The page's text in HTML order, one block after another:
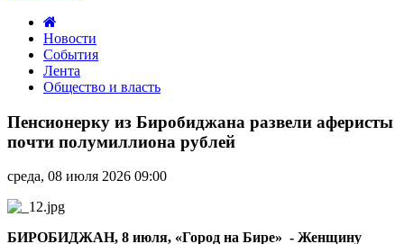
Новости
События
Лента
Общество и власть
из
Биробиджана
развели
почти
полумиллиона
рублей
Пенсионерку из Биробиджана развели аферисты
почти полумиллиона рублей
среда, 08 июля 2026 09:00
БИРОБИДЖАН, 8 июля, «Город на Бире» - Женщину